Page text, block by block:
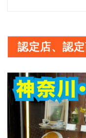
カ
イ
認定店、認